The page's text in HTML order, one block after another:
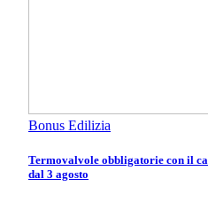
Bonus Edilizia
Termovalvole obbligatorie con il
dal 3 agosto